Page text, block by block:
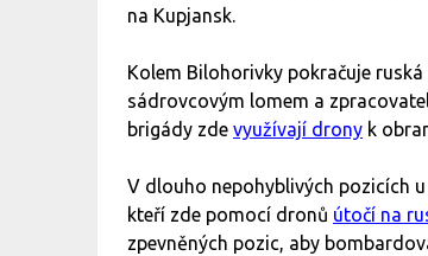
na Kupjansk.
Kolem Bilohorivky pokračuje
sádrovcovým lomem a
brigády zde využívají drony k
V dlouho nepohyblivých pozicích
kteří zde pomocí dronů útočí na
zpevněných pozic, aby